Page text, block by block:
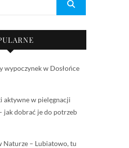
wypoczynek w Dosłońce
aktywne w pielęgnacji
jak dobrać je do potrzeb
Naturze – Lubiatowo, tu